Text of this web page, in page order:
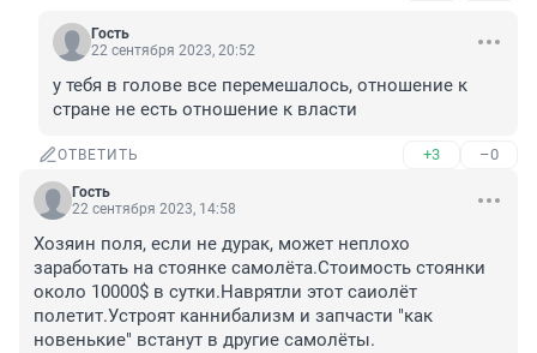
Гость
22 сентября 2023, 20:52
у тебя в голове все перемешалось, отношение к
стране не есть отношение к власти
ОТВЕТИТЬ +3 –0
Гость
22 сентября 2023, 14:58
Хозяин поля, если не дурак, может неплохо
заработать на стоянке самолёта.Стоимость стоянки
около 10000$ в сутки.Наврятли этот саиолёт
полетит.Устроят каннибализм и запчасти "как
новенькие" встанут в другие самолёты.